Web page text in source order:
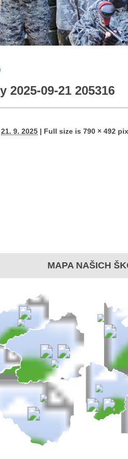
2025-09-21 205316
21. 9. 2025 | Full size is 790 × 492
MAPA NAŠICH